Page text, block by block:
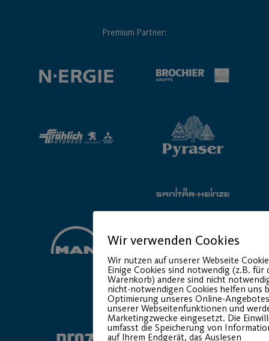
Premium Partner:
Basic Partner:
Wir verwenden Cookies
Wir nutzen auf unserer Webseite
Einige Cookies sind notwendig (z.B. für
Warenkorb) andere sind nicht
nicht-notwendigen Cookies helfen uns
Optimierung unseres Online-
unserer Webseitenfunktionen und
Marketingzwecke eingesetzt. Die
umfasst die Speicherung von
auf Ihrem Endgerät, das Auslesen